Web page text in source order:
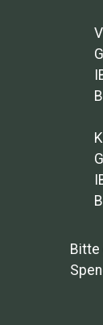
Bitte